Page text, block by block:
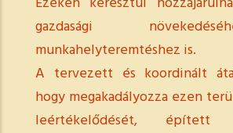
gazdasági
munkahelyteremtéshez is.
A tervezett és koordinált
hogy megakadályozza ezen
leértékelődését, épített